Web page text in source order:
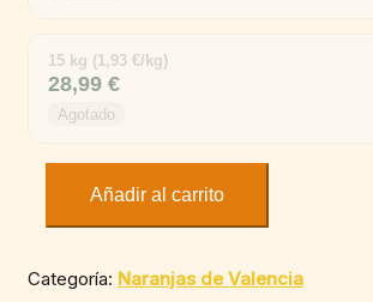
15 kg (1,93 €/kg)
28,99 €
Agotado
zumo
Añadir al carrito
Categoría: Naranjas de Valencia